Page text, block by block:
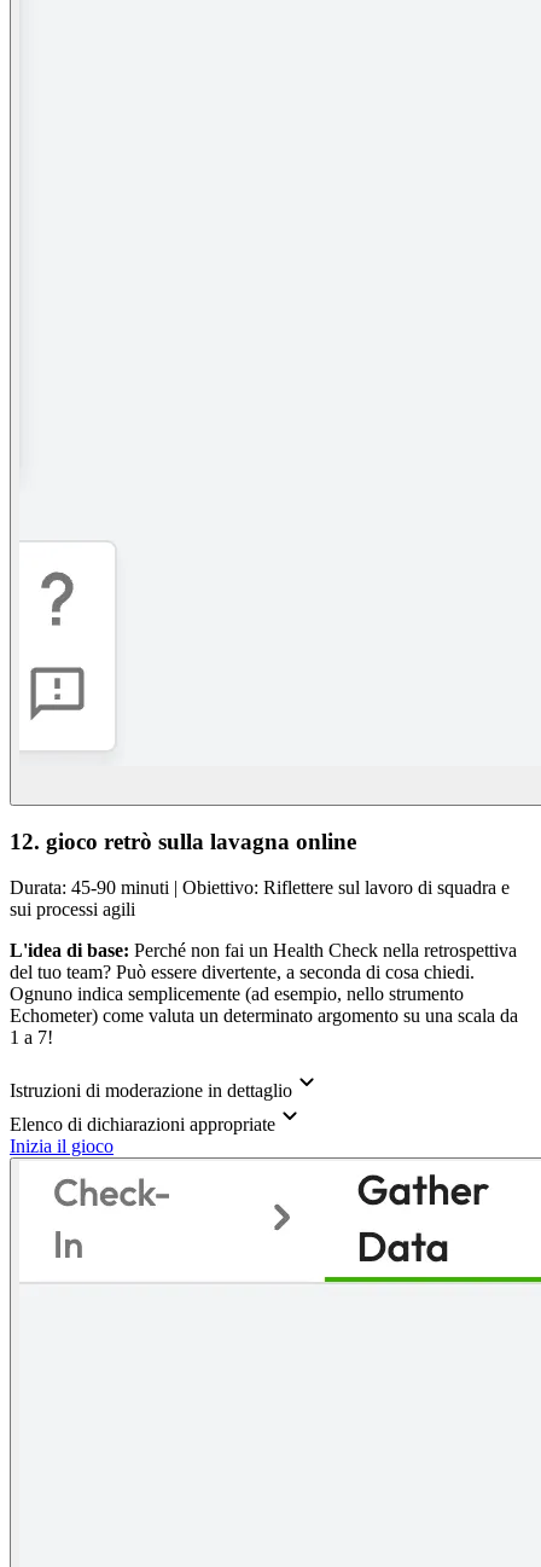
12. gioco retrò sulla lavagna online
Durata: 45-90 minuti | Obiettivo: Riflettere sul lavoro di squadra e
sui processi agili
L'idea di base: Perché non fai un Health Check nella retrospettiva
del tuo team? Può essere divertente, a seconda di cosa chiedi.
Ognuno indica semplicemente (ad esempio, nello strumento
Echometer) come valuta un determinato argomento su una scala da
1 a 7!
Istruzioni di moderazione in dettaglio
Elenco di dichiarazioni appropriate
Inizia il gioco